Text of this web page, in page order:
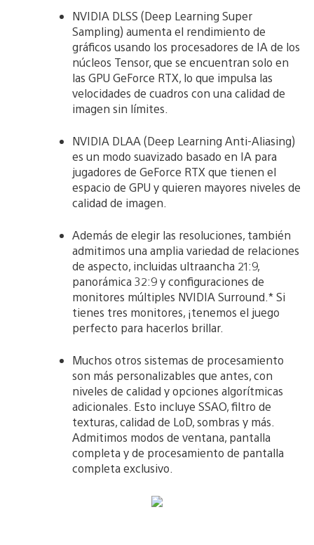
NVIDIA DLSS (Deep Learning Super
Sampling) aumenta el rendimiento de
gráficos usando los procesadores de IA de los
núcleos Tensor, que se encuentran solo en
las GPU GeForce RTX, lo que impulsa las
velocidades de cuadros con una calidad de
imagen sin límites.
NVIDIA DLAA (Deep Learning Anti-Aliasing)
es un modo suavizado basado en IA para
jugadores de GeForce RTX que tienen el
espacio de GPU y quieren mayores niveles de
calidad de imagen.
Además de elegir las resoluciones, también
admitimos una amplia variedad de relaciones
de aspecto, incluidas ultraancha 21:9,
panorámica 32:9 y configuraciones de
monitores múltiples NVIDIA Surround.* Si
tienes tres monitores, ¡tenemos el juego
perfecto para hacerlos brillar.
Muchos otros sistemas de procesamiento
son más personalizables que antes, con
niveles de calidad y opciones algorítmicas
adicionales. Esto incluye SSAO, filtro de
texturas, calidad de LoD, sombras y más.
Admitimos modos de ventana, pantalla
completa y de procesamiento de pantalla
completa exclusivo.